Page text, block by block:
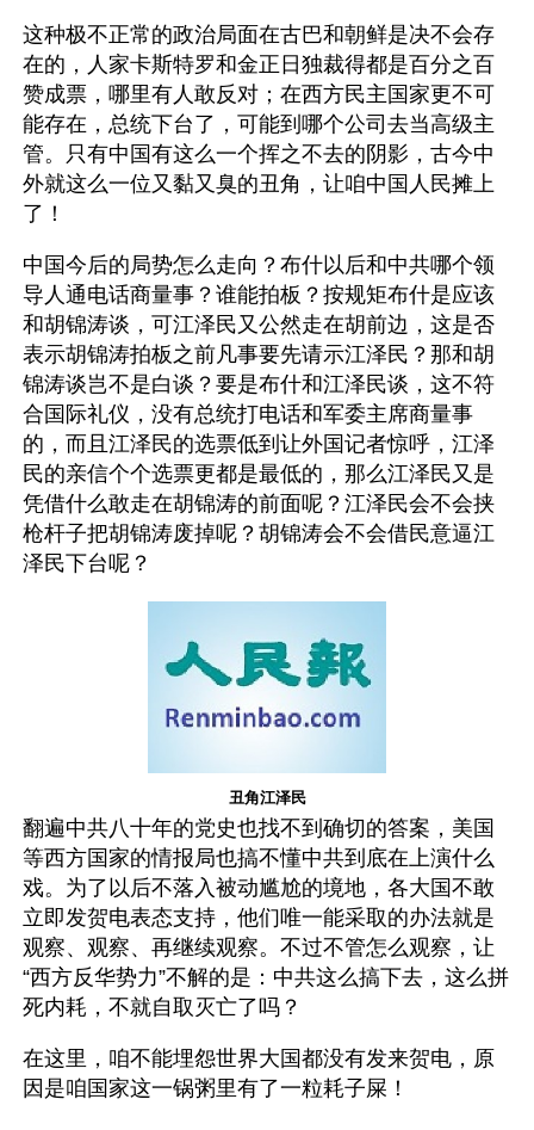
这种极不正常的政治局面在古巴和朝鲜是决不会存
在的，人家卡斯特罗和金正日独裁得都是百分之百
赞成票，哪里有人敢反对；在西方民主国家更不可
能存在，总统下台了，可能到哪个公司去当高级主
管。只有中国有这么一个挥之不去的阴影，古今中
外就这么一位又黏又臭的丑角，让咱中国人民摊上
了！
中国今后的局势怎么走向？布什以后和中共哪个领
导人通电话商量事？谁能拍板？按规矩布什是应该
和胡锦涛谈，可江泽民又公然走在胡前边，这是否
表示胡锦涛拍板之前凡事要先请示江泽民？那和胡
锦涛谈岂不是白谈？要是布什和江泽民谈，这不符
合国际礼仪，没有总统打电话和军委主席商量事
的，而且江泽民的选票低到让外国记者惊呼，江泽
民的亲信个个选票更都是最低的，那么江泽民又是
凭借什么敢走在胡锦涛的前面呢？江泽民会不会挟
枪杆子把胡锦涛废掉呢？胡锦涛会不会借民意逼江
泽民下台呢？
丑角江泽民
翻遍中共八十年的党史也找不到确切的答案，美国
等西方国家的情报局也搞不懂中共到底在上演什么
戏。为了以后不落入被动尴尬的境地，各大国不敢
立即发贺电表态支持，他们唯一能采取的办法就是
观察、观察、再继续观察。不过不管怎么观察，让
“西方反华势力”不解的是：中共这么搞下去，这么拼
死内耗，不就自取灭亡了吗？
在这里，咱不能埋怨世界大国都没有发来贺电，原
因是咱国家这一锅粥里有了一粒耗子屎！